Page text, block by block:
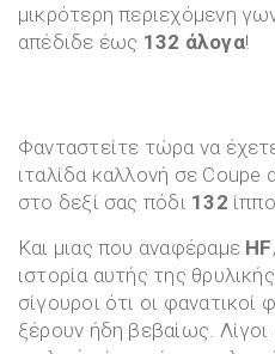
μικρότερη περιεχόμενη
απέδιδε έως 132 άλογα!
Φανταστείτε τώρα να
ιταλίδα καλλονή σε Coupe
στο δεξί σας πόδι 132
Και μιας που αναφέραμε HF
ιστορία αυτής της
σίγουροι ότι οι φανατικοί
ξέρουν ήδη βεβαίως.